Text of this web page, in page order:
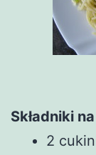
Składniki
2